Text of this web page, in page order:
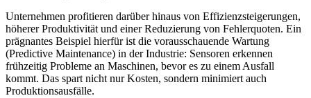
Unternehmen profitieren darüber hinaus von Effizienzsteigerungen,
höherer Produktivität und einer Reduzierung von Fehlerquoten. Ein
prägnantes Beispiel hierfür ist die vorausschauende Wartung
(Predictive Maintenance) in der Industrie: Sensoren erkennen
frühzeitig Probleme an Maschinen, bevor es zu einem Ausfall
kommt. Das spart nicht nur Kosten, sondern minimiert auch
Produktionsausfälle.